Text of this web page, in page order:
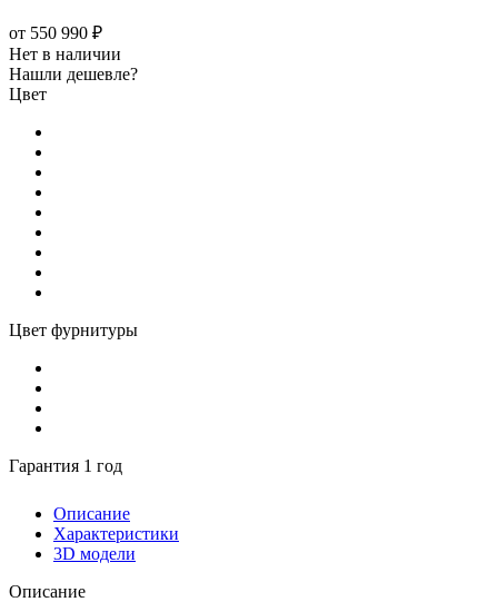
от 550 990 ₽
Нет в наличии
Нашли дешевле?
Цвет
Цвет фурнитуры
Гарантия 1 год
Описание
Характеристики
3D модели
Описание